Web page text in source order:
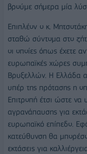
βρούμε σήμερα μία
Επιπλέον ο κ.
σταθώ σύντομα στο
οι οποίες όπως έχετε
ευρωπαϊκές χώρες
Βρυξελλών. Η Ελλάδα
υπέρ της πρότασης η
Επιτροπή έτσι ώστε
αγρανάπαυσης για
ευρωπαϊκό επίπεδο.
κατεύθυνση θα
εκτάσεις για